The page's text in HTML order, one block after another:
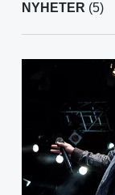
NYHETER (5)